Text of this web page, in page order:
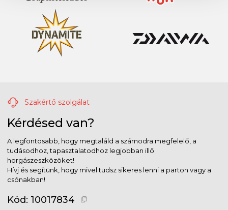
Szakértő szolgálat
Kérdésed van?
A legfontosabb, hogy megtaláld a számodra megfelelő, a
tudásodhoz, tapasztalatodhoz legjobban illő
horgászeszközöket!
Hívj és segítünk, hogy mivel tudsz sikeres lenni a parton vagy a
csónakban!
Kód: 10017834